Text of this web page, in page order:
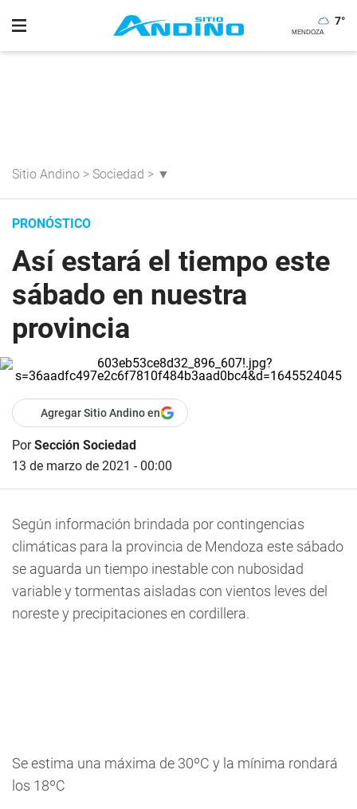
7°
Sitio Andino > Sociedad > ▼
PRONÓSTICO
Así estará el tiempo este
sábado en nuestra
provincia
Agregar Sitio Andino en
PorSección Sociedad
13 de marzo de 2021 - 00:00
Según información brindada por contingencias
climáticas para la provincia de Mendoza este sábado
se aguarda un tiempo inestable con nubosidad
variable y tormentas aisladas con vientos leves del
noreste y precipitaciones en cordillera.
Se estima una máxima de 30ºC y la mínima rondará
los 18ºC